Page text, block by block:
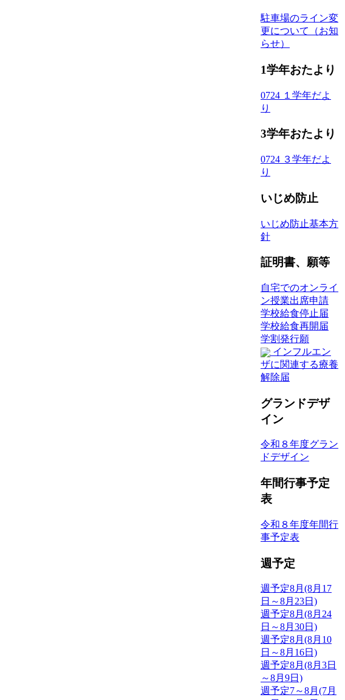
駐車場のライン変
更について（お知
らせ）
1学年おたより
0724 １学年だよ
り
3学年おたより
0724 ３学年だよ
り
いじめ防止
いじめ防止基本方
針
証明書、願等
自宅でのオンライ
ン授業出席申請
学校給食停止届
学校給食再開届
学割発行願
インフルエン
ザに関連する療養
解除届
グランドデザ
イン
令和８年度グラン
ドデザイン
年間行事予定
表
令和８年度年間行
事予定表
週予定
週予定8月(8月17
日～8月23日)
週予定8月(8月24
日～8月30日)
週予定8月(8月10
日～8月16日)
週予定8月(8月3日
～8月9日)
週予定7～8月(7月